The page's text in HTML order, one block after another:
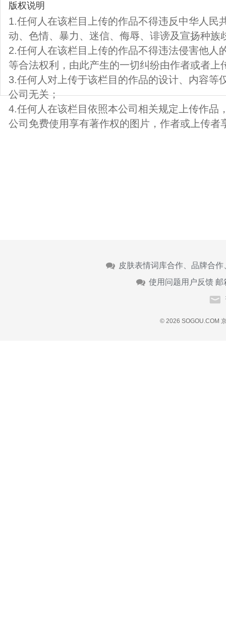
版权说明
1.任何人在该栏目上传的作品不得违反中华人民
动、色情、暴力、迷信、侮辱、诽谤及宣扬种族
2.任何人在该栏目上传的作品不得违法侵害他人
等合法权利，由此产生的一切纠纷由作者或者上
3.任何人对上传于该栏目的作品的设计、内容等
公司无关；
4.任何人在该栏目依照本公司相关规定上传作品
公司免费使用享有著作权的图片，作者或上传者
皮肤表情词库合作、品牌合
使用问题用户反馈 邮
© 2026 SOGOU.COM